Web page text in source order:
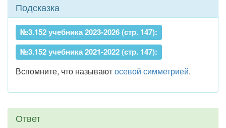
Подсказка
№3.152 учебника 2023-2026 (стр. 147):
№3.152 учебника 2021-2022 (стр. 147):
Вспомните, что называютосевой симметрией.
Ответ